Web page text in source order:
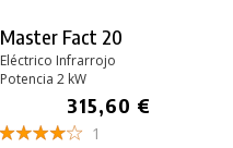
Master Fact 20
Eléctrico Infrarrojo
Potencia 2 kW
315,60 €
1